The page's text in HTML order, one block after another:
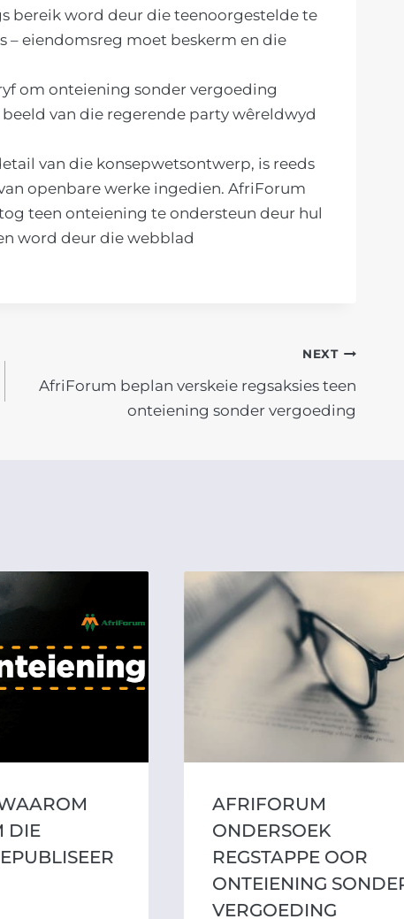
bereik word deur die teenoorgestelde te
– eiendomsreg moet beskerm en die
om onteiening sonder vergoeding
van die regerende party wêreldwyd
van die konsepwetsontwerp, is reeds
openbare werke ingedien. AfriForum
teen onteiening te ondersteun deur hul
word deur die webblad
NEXT
AfriForum beplan verskeie regsaksies teen
onteiening sonder vergoeding
DIE
AFRIFORUM
ONDERSOEK
REGSTAPPE OOR
ONTEIENING
VERGOEDING